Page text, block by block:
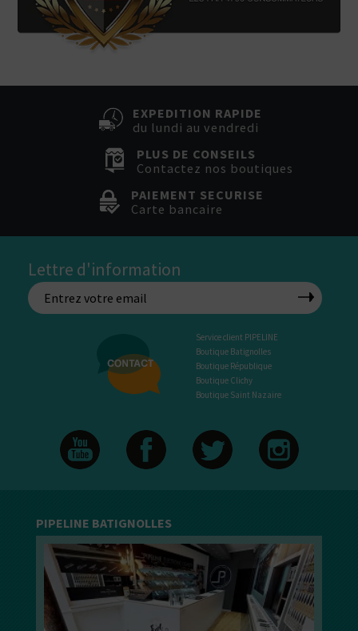
EXPEDITION RAPIDE
du lundi au vendredi
PLUS DE CONSEILS
Contactez nos boutiques
PAIEMENT SECURISE
Carte bancaire
Lettre d'information
Service client PIPELINE
Boutique Batignolles
Boutique République
Boutique Clichy
Boutique Saint Nazaire
PIPELINE BATIGNOLLES